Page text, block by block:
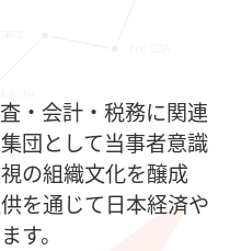
・会計・税務に関連
団として当事者意識
の組織文化を醸成
を通じて日本経済や
す。